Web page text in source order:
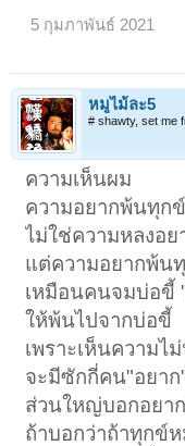
5 กุมภาพันธ์ 2021
หมูไม้ละ5
# shawty, set me
ความเห็นผม
ความอยากพ้นทุก
ไม่ใช่ความหลงอย
แต่ความอยากพ้น
เหมือนคนจมบ่อขี้
ให้พ้นไปจากบ่อขี้
เพราะเห็นความไ
จะมีซักกี่คน"อยา
ส่วนใหญ่บอกอยา
ถ้าบอกว่าถ้าทุกข์